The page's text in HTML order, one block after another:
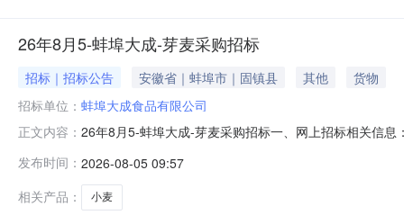
26年8月5-蚌埠大成-芽麦采购招标
招标｜招标公告 安徽省｜蚌埠市｜固镇县 其他
货物
招标单位： 蚌埠大成食品有限公司
正文内容： 26年8月5-蚌埠大成-芽麦采购招标一、网上招标相关信
镇县连城镇智慧饲料厂5.投标资格：大成集团合格供应
发布时间： 2026-08-05 09:57
相关产品：
小麦